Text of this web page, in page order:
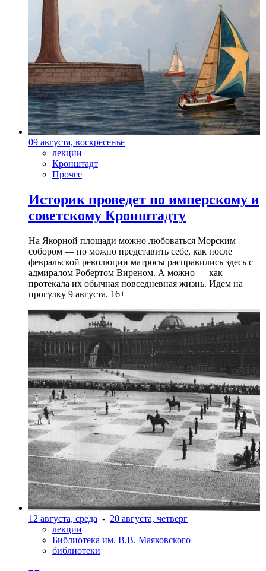
09 августа, воскресенье
лекции
Кронштадт
Прочее
Историк проведет по имперскому и
советскому Кронштадту
На Якорной площади можно любоваться Морским
собором — но можно представить себе, как после
февральской революции матросы расправились здесь с
адмиралом Робертом Виреном. А можно — как
протекала их обычная повседневная жизнь. Идем на
прогулку 9 августа. 16+
12 августа, среда - 20 августа, четверг
лекции
Библиотека им. В.В. Маяковского
библиотеки